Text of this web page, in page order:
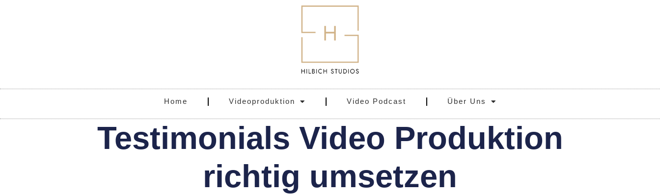
Home Videoproduktion Video Podcast Über Uns
Testimonials Video Produktion
richtig umsetzen